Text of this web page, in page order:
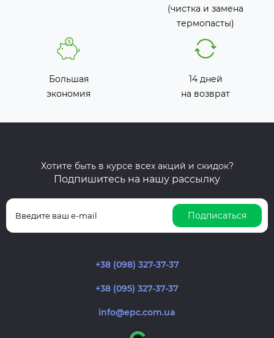
(чистка и замена
термопасты)
Большая
экономия
14 дней
на возврат
Хотите быть в курсе всех акций и скидок?
Подпишитесь на нашу рассылку
Подписаться
+38 (098) 327-37-37
+38 (095) 327-37-37
info@epc.com.ua